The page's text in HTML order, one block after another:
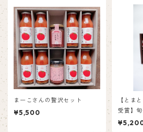
まーこさんの贅沢セット
¥5,500
【とま
受賞】
トマト